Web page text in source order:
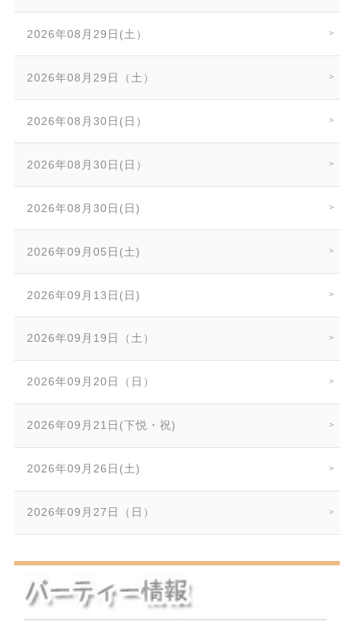
2026年08月29日(土）
2026年08月29日（土）
2026年08月30日(日）
2026年08月30日(日）
2026年08月30日(日)
2026年09月05日(土)
2026年09月13日(日)
2026年09月19日（土）
2026年09月20日（日）
2026年09月21日(下悦・祝)
2026年09月26日(土)
2026年09月27日（日）